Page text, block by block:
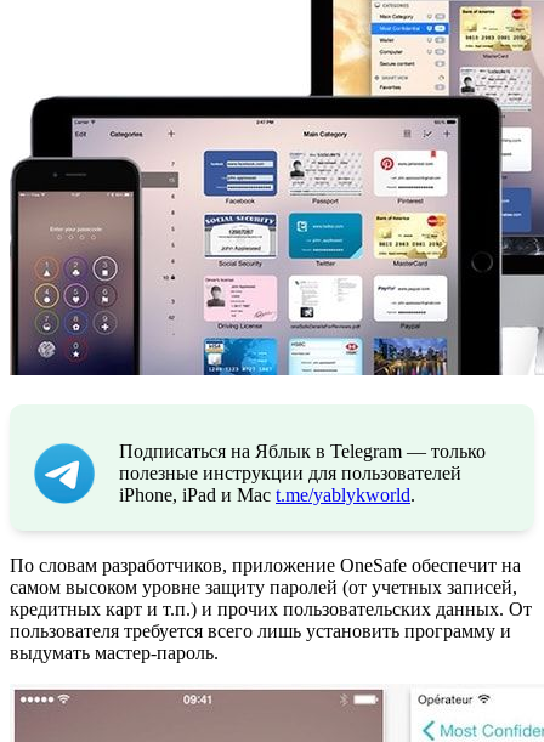
Подписаться на Яблык в Telegram — только
полезные инструкции для пользователей
iPhone, iPad и Mac t.me/yablykworld.
По словам разработчиков, приложение OneSafe обеспечит на
самом высоком уровне защиту паролей (от учетных записей,
кредитных карт и т.п.) и прочих пользовательских данных. От
пользователя требуется всего лишь установить программу и
выдумать мастер-пароль.